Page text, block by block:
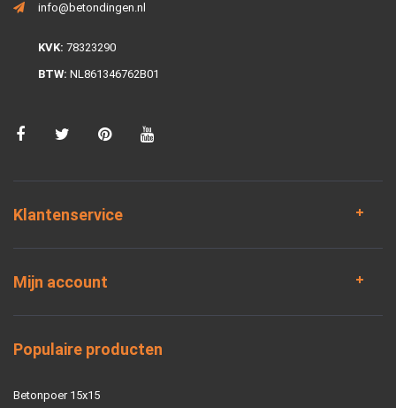
info@betondingen.nl
KVK: 78323290
BTW: NL861346762B01
Klantenservice
Mijn account
Populaire producten
Betonpoer 15x15